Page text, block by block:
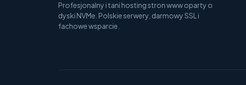
Profesjonalny i tani hosting stron www oparty o
dyski NVMe. Polskie serwery, darmowy SSL i
fachowe wsparcie.